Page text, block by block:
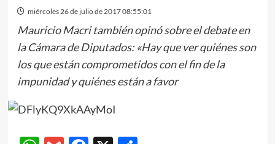
miércoles 26 de julio de 2017 08:55:01
Mauricio Macri también opinó sobre el debate en
la Cámara de Diputados: «Hay que ver quiénes son
los que están comprometidos con el fin de la
impunidad y quiénes están a favor